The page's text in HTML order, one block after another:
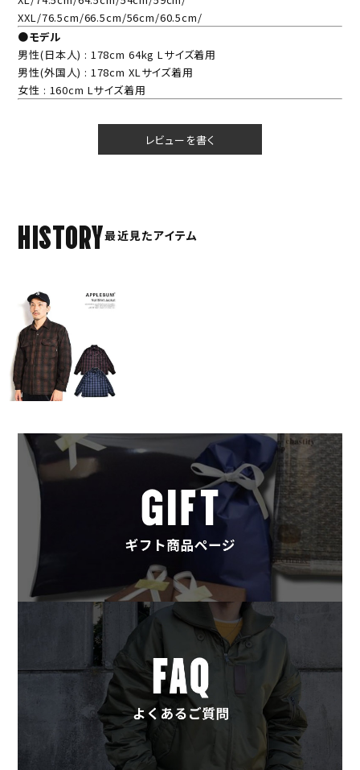
XXL/76.5cm/66.5cm/56cm/60.5cm/
●モデル
男性(日本人) : 178cm 64kg Lサイズ着用
男性(外国人) : 178cm XLサイズ着用
女性 : 160cm Lサイズ着用
レビューを書く
HISTORY最近見たアイテム